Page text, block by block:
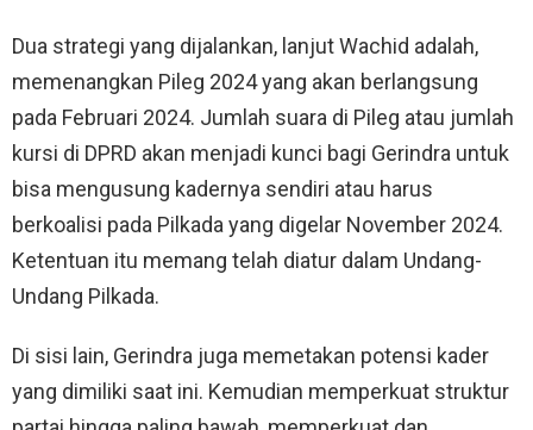
Dua strategi yang dijalankan, lanjut Wachid adalah,
memenangkan Pileg 2024 yang akan berlangsung
pada Februari 2024. Jumlah suara di Pileg atau jumlah
kursi di DPRD akan menjadi kunci bagi Gerindra untuk
bisa mengusung kadernya sendiri atau harus
berkoalisi pada Pilkada yang digelar November 2024.
Ketentuan itu memang telah diatur dalam Undang-
Undang Pilkada.
Di sisi lain, Gerindra juga memetakan potensi kader
yang dimiliki saat ini. Kemudian memperkuat struktur